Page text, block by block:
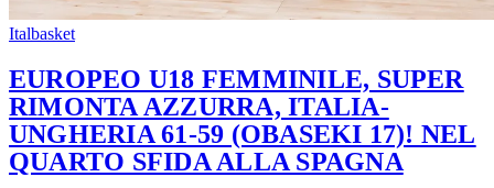
Italbasket
EUROPEO U18 FEMMINILE, SUPER
RIMONTA AZZURRA, ITALIA-
UNGHERIA 61-59 (OBASEKI 17)! NEL
QUARTO SFIDA ALLA SPAGNA